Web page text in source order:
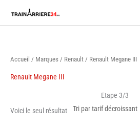
contenu
Accueil / Marques / Renault / Renault Megane III
Renault Megane III
Etape 3/3
Voici le seul résultat